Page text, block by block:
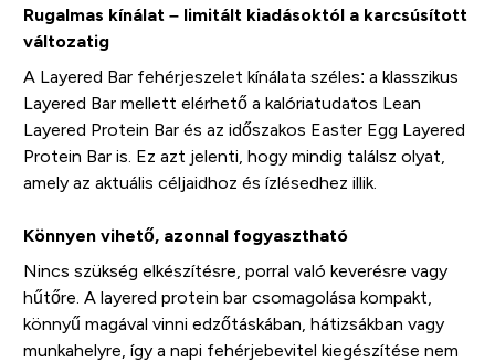
Rugalmas kínálat – limitált kiadásoktól a karcsúsított
változatig
A Layered Bar fehérjeszelet kínálata széles: a klasszikus
Layered Bar mellett elérhető a kalóriatudatos Lean
Layered Protein Bar és az időszakos Easter Egg Layered
Protein Bar is. Ez azt jelenti, hogy mindig találsz olyat,
amely az aktuális céljaidhoz és ízlésedhez illik.
Könnyen vihető, azonnal fogyasztható
Nincs szükség elkészítésre, porral való keverésre vagy
hűtőre. A layered protein bar csomagolása kompakt,
könnyű magával vinni edzőtáskában, hátizsákban vagy
munkahelyre, így a napi fehérjebevitel kiegészítése nem